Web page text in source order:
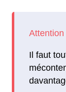
Il faut